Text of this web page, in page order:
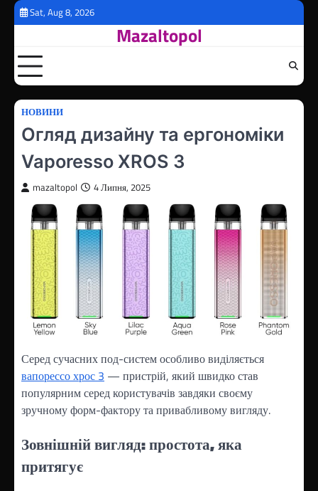
ПерейтиSat, Aug 8, 2026
Mazaltopol
НОВИНИ
Огляд дизайну та ергономіки
Vaporesso XROS 3
mazaltopol 4 Липня, 2025
Серед сучасних под-систем особливо виділяється
вапорессо хрос 3 — пристрій, який швидко став
популярним серед користувачів завдяки своєму
зручному форм-фактору та привабливому вигляду.
Зовнішній вигляд: простота, яка
притягує